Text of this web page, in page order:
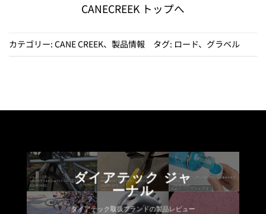
CANECREEK トップへ
カテゴリー: CANE CREEK、 製品情報 タグ: ロード、 グラベル
ダイアテック ジャ
ーナル
ダイアテック取扱ブランドの製品レビュー